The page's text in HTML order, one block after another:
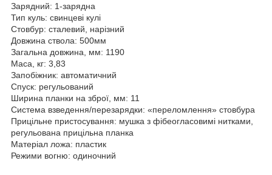
Зарядний: 1-зарядна
Тип куль: свинцеві кулі
Стовбур: сталевий, нарізний
Довжина ствола: 500мм
Загальна довжина, мм: 1190
Маса, кг: 3,83
Запобіжник: автоматичний
Спуск: регульований
Ширина планки на зброї, мм: 11
Система взведення/перезарядки: «переломлення» стовбура
Прицільне пристосування: мушка з фібеогласовимі нитками,
регульована прицільна планка
Матеріал ложа: пластик
Режими вогню: одиночний